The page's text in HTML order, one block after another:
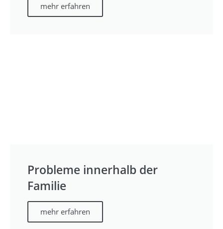
mehr erfahren
Probleme innerhalb der
Familie
mehr erfahren